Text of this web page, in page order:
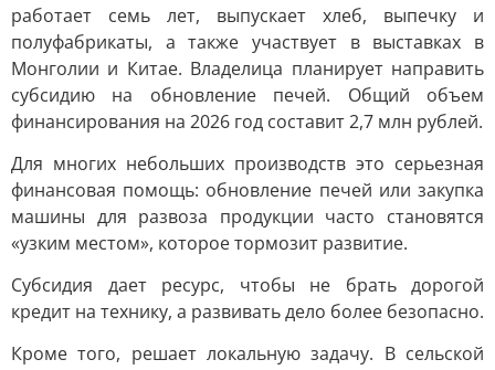
работает семь лет, выпускает хлеб, выпечку и
полуфабрикаты, а также участвует в выставках в
Монголии и Китае. Владелица планирует направить
субсидию на обновление печей. Общий объем
финансирования на 2026 год составит 2,7 млн рублей.
Для многих небольших производств это серьезная
финансовая помощь: обновление печей или закупка
машины для развоза продукции часто становятся
«узким местом», которое тормозит развитие.
Субсидия дает ресурс, чтобы не брать дорогой
кредит на технику, а развивать дело более безопасно.
Кроме того, решает локальную задачу. В сельской